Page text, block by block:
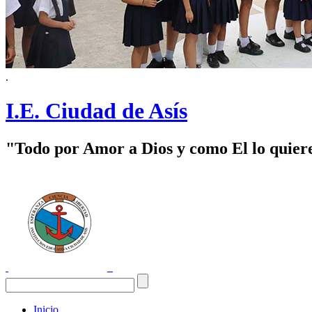
.
I.E. Ciudad de Asís
"Todo por Amor a Dios y como El lo
Inicio